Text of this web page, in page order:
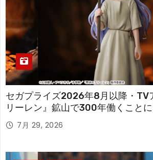
セガプライズ2026年8月以降・TV
リーレン』鉱山で300年働くこと
「フリーレン」を立体化！
7月 29, 2026